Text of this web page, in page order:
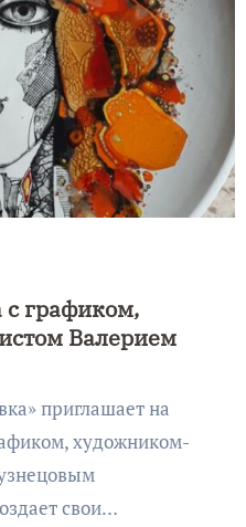
с графиком,
Валерием
художником-
свои…